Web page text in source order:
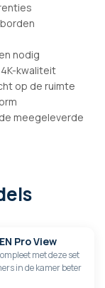
nodig
kwaliteit
op de ruimte
meegeleverde
Pro View
met deze set
in de kamer beter